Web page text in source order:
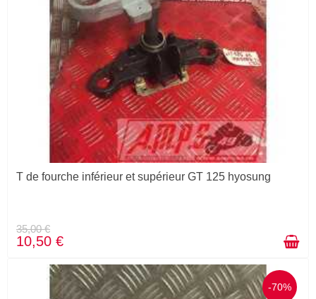
T de fourche inférieur et supérieur GT 125 hyosung
35,00 €
10,50 €
-70%